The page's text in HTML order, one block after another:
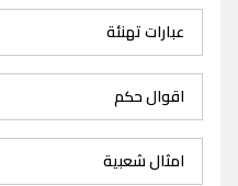
عبارات تهنئة
اقوال حكم
امثال شعبية